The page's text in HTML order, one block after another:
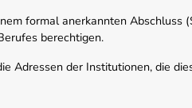
formal anerkannten Abschluss
berechtigen.
Adressen der Institutionen, die